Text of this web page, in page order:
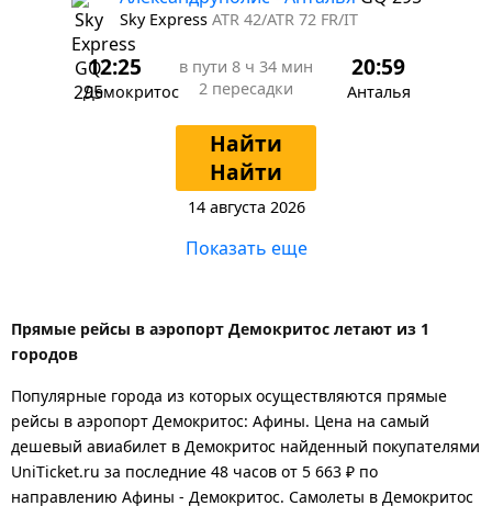
Sky Express ATR 42/ATR 72 FR/IT
12:25
Демокритос
в пути 8 ч 34 мин
2 пересадки
20:59
Анталья
Найти
Найти
14 августа 2026
Показать еще
Прямые рейсы в аэропорт Демокритос летают из 1
городов
Популярные города из которых осуществляются прямые
рейсы в аэропорт Демокритос: Афины. Цена на самый
дешевый авиабилет в Демокритос найденный покупателями
UniTicket.ru за последние 48 часов от 5 663 ₽ по
направлению Афины - Демокритос. Самолеты в Демокритос